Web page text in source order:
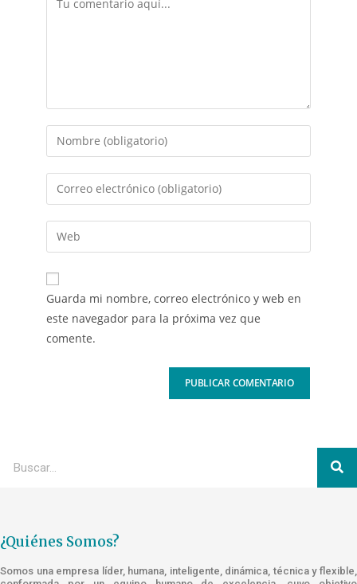
Guarda mi nombre, correo electrónico y web en
este navegador para la próxima vez que
comente.
¿Quiénes Somos?
Somos una empresa líder, humana, inteligente, dinámica, técnica y flexible,